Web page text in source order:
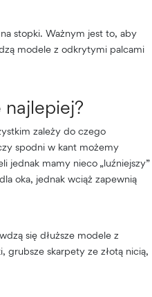
stopki. Ważnym jest to, aby
modele z odkrytymi palcami
zależy do czego
spodni w kant możemy
jednak mamy nieco „luźniejszy”
oka, jednak wciąż zapewnią
się dłuższe modele z
grubsze skarpety ze złotą nicią,